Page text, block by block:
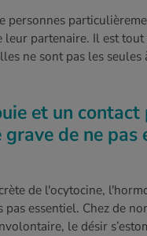
personnes
partenaire. Il est
ne sont pas les
et un
de ne
de l'ocytocine,
essentiel. Chez de
le désir